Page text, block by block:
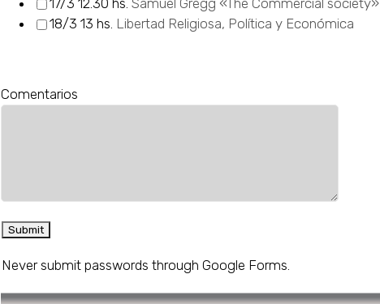
17/3 12.30 hs. Samuel Gregg «The Commercial society»
18/3 13 hs. Libertad Religiosa, Política y Económica
Comentarios
Never submit passwords through Google Forms.